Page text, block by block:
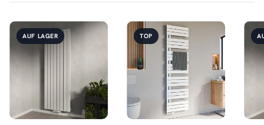
AUF LAGER TOP